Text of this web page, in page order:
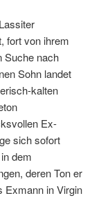
fort von ihrem
Suche nach
Sohn landet
kalten
Ex-
sich sofort
dem
deren Ton er
Exmann in Virgin